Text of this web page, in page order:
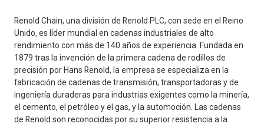
Renold Chain, una división de Renold PLC, con sede en el Reino
Unido, es líder mundial en cadenas industriales de alto
rendimiento con más de 140 años de experiencia. Fundada en
1879 tras la invención de la primera cadena de rodillos de
precisión por Hans Renold, la empresa se especializa en la
fabricación de cadenas de transmisión, transportadoras y de
ingeniería duraderas para industrias exigentes como la minería,
el cemento, el petróleo y el gas, y la automoción. Las cadenas
de Renold son reconocidas por su superior resistencia a la